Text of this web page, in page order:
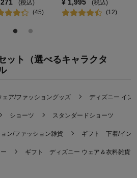
(税込)
(45)
¥ 1,995
(税込)
(12)
ット（選べるキャラクタ
ェア/ファッショングッズ ディズニー イン
ショーツ スタンダードショーツ
ン/ファッション雑貨 ギフト 下着/イン
ギフト ディズニー ウェア＆衣料雑貨